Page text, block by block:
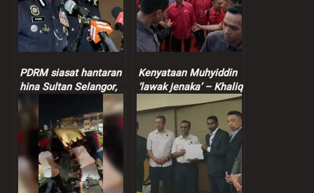
PDRM siasat hantaran
hina Sultan Selangor,
21 laporan diterima
Kenyataan Muhyiddin
‘lawak jenaka’ – Khaliq
Mehtab